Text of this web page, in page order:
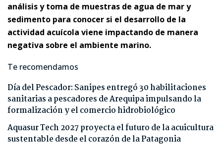
análisis y toma de muestras de agua de mar y
sedimento para conocer si el desarrollo de la
actividad acuícola viene impactando de manera
negativa sobre el ambiente marino.
Te recomendamos
Día del Pescador: Sanipes entregó 30 habilitaciones
sanitarias a pescadores de Arequipa impulsando la
formalización y el comercio hidrobiológico
Aquasur Tech 2027 proyecta el futuro de la acuicultura
sustentable desde el corazón de la Patagonia